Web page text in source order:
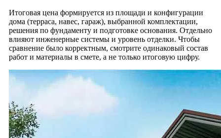
Итоговая цена формируется из площади и конфигурации
дома (терраса, навес, гараж), выбранной комплектации,
решения по фундаменту и подготовке основания. Отдельно
влияют инженерные системы и уровень отделки. Чтобы
сравнение было корректным, смотрите одинаковый состав
работ и материалы в смете, а не только итоговую цифру.